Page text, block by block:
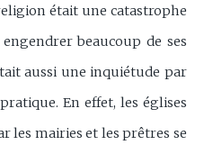
était une catastrophe
beaucoup de ses
aussi une inquiétude par
En effet, les églises
les mairies et les prêtres se